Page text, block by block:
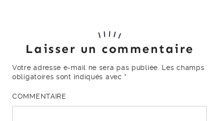
Laisser un commentaire
Votre adresse e-mail ne sera pas publiée.
Les champs
obligatoires sont indiqués avec *
COMMENTAIRE